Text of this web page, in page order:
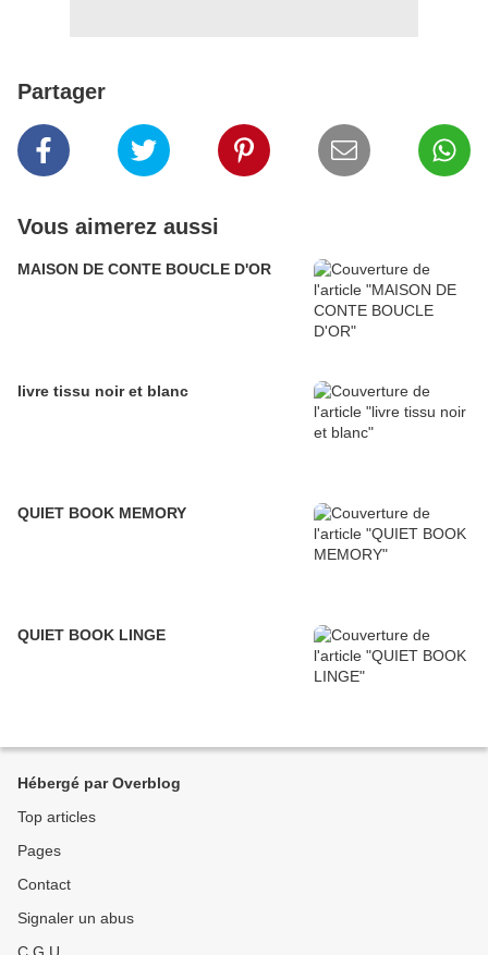
Partager
Vous aimerez aussi
MAISON DE CONTE BOUCLE D'OR
livre tissu noir et blanc
QUIET BOOK MEMORY
QUIET BOOK LINGE
Hébergé par Overblog
Top articles
Pages
Contact
Signaler un abus